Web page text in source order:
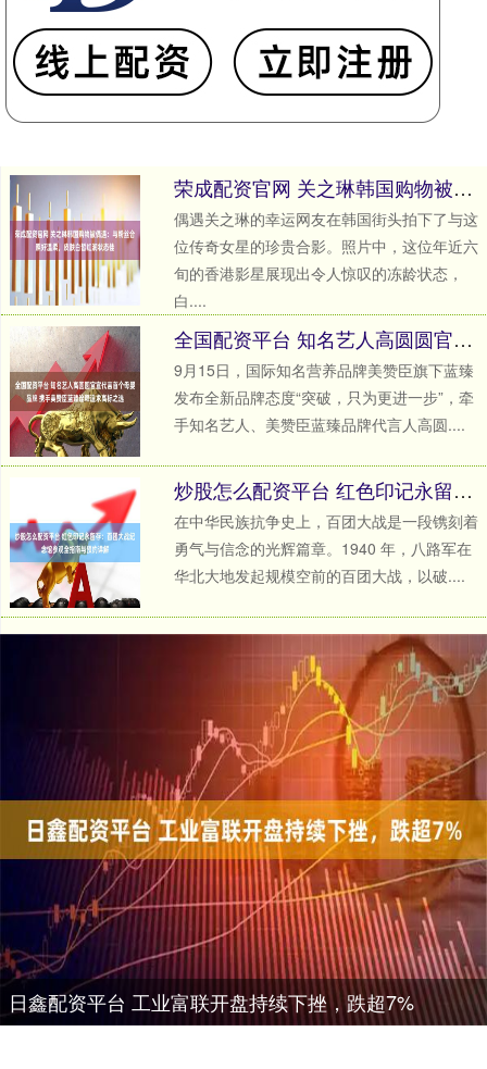
荣成配资官网 关之琳韩国购物被偶遇：与粉丝合照好温柔，皮肤白皙红润状态佳
偶遇关之琳的幸运网友在韩国街头拍下了与这
位传奇女星的珍贵合影。照片中，这位年近六
旬的香港影星展现出令人惊叹的冻龄状态，
白....
全国配资平台 知名艺人高圆圆官宣代言首个母婴品牌 携手美赞臣蓝臻诠释追求高标之选
9月15日，国际知名营养品牌美赞臣旗下蓝臻
发布全新品牌态度“突破，只为更进一步”，牵
手知名艺人、美赞臣蓝臻品牌代言人高圆....
炒股怎么配资平台 红色印记永留存：百团大战纪念馆参观全指南与预约详解
在中华民族抗争史上，百团大战是一段镌刻着
勇气与信念的光辉篇章。1940 年，八路军在
华北大地发起规模空前的百团大战，以破....
日鑫配资平台 工业富联开盘持续下挫，跌超7%